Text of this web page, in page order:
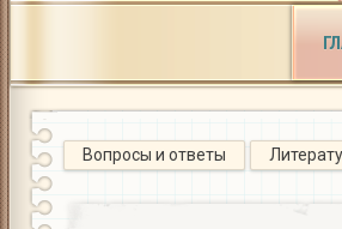
Вопросы и ответы